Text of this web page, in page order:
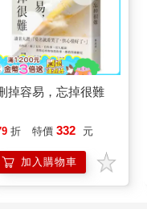
掉容易，忘掉很難
折 特價 332 元
加入購物車